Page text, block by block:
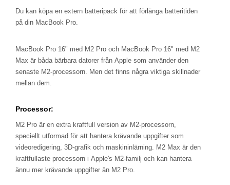
Du kan köpa en extern batteripack för att förlänga batteritiden
på din MacBook Pro.
MacBook Pro 16" med M2 Pro och MacBook Pro 16" med M2
Max är båda bärbara datorer från Apple som använder den
senaste M2-processorn. Men det finns några viktiga skillnader
mellan dem.
Processor:
M2 Pro är en extra kraftfull version av M2-processorn,
speciellt utformad för att hantera krävande uppgifter som
videoredigering, 3D-grafik och maskininlärning. M2 Max är den
kraftfullaste processorn i Apple's M2-familj och kan hantera
ännu mer krävande uppgifter än M2 Pro.